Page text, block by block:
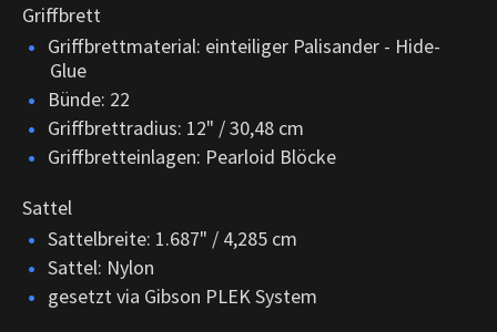
Griffbrett
Griffbrettmaterial: einteiliger Palisander - Hide-
Glue
Bünde: 22
Griffbrettradius: 12" / 30,48 cm
Griffbretteinlagen: Pearloid Blöcke
Sattel
Sattelbreite: 1.687" / 4,285 cm
Sattel: Nylon
gesetzt via Gibson PLEK System